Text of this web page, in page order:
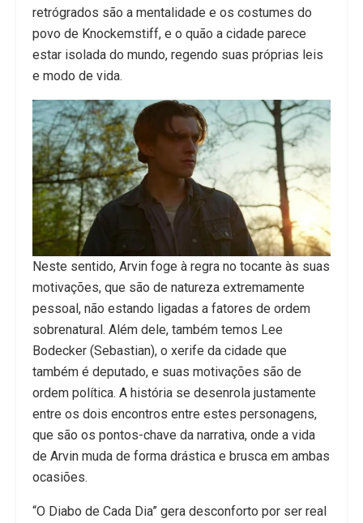
retrógrados são a mentalidade e os costumes do
povo de Knockemstiff, e o quão a cidade parece
estar isolada do mundo, regendo suas próprias leis
e modo de vida.
Neste sentido, Arvin foge à regra no tocante às suas
motivações, que são de natureza extremamente
pessoal, não estando ligadas a fatores de ordem
sobrenatural. Além dele, também temos Lee
Bodecker (Sebastian), o xerife da cidade que
também é deputado, e suas motivações são de
ordem política. A história se desenrola justamente
entre os dois encontros entre estes personagens,
que são os pontos-chave da narrativa, onde a vida
de Arvin muda de forma drástica e brusca em ambas
ocasiões.
“O Diabo de Cada Dia” gera desconforto por ser real